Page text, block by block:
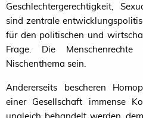
Geschlechtergerechtigkeit,
sind zentrale
für den politischen und
Frage. Die
Nischenthema sein.
Andererseits bescheren
einer Gesellschaft immense